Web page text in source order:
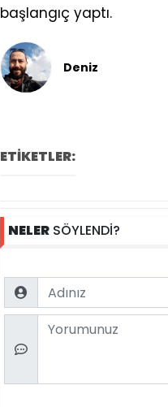
başlangıç yaptı.
Deniz
ETİKETLER:
NELER SÖYLENDİ?
Name
Comment